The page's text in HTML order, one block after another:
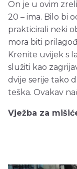
On je u ovim
20 – ima. Bilo bi
prakticirali neki
mora biti
Krenite uvijek s
služiti kao
dvije serije tako
teška. Ovakav
Vježba za